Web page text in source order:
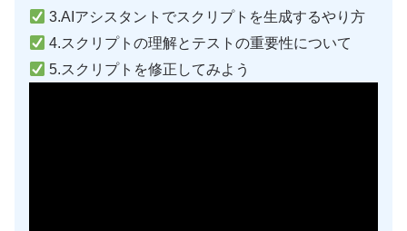
3.AIアシスタントでスクリプトを生成するやり方
4.スクリプトの理解とテストの重要性について
5.スクリプトを修正してみよう